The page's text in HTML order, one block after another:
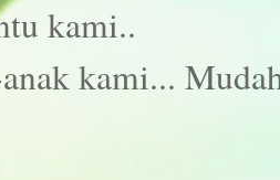
kami..
kami...